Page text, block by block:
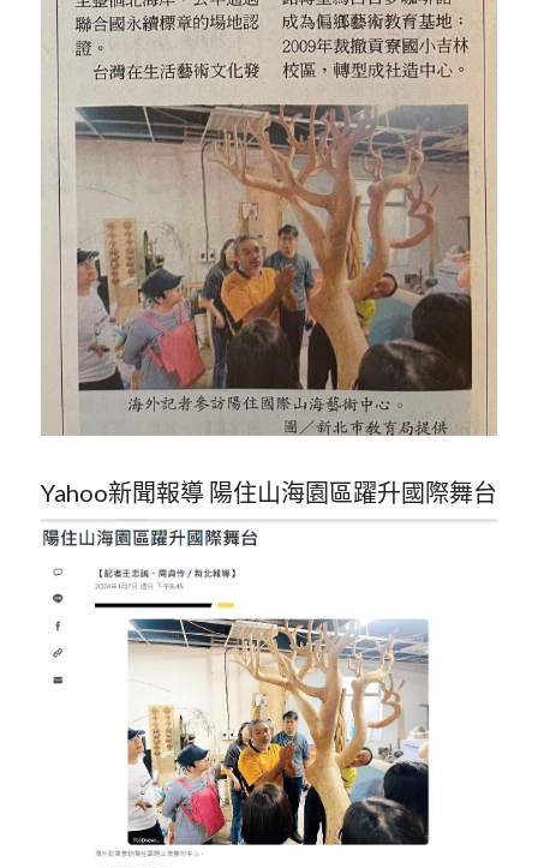
Yahoo新聞報導 陽住山海園區躍升國際舞台